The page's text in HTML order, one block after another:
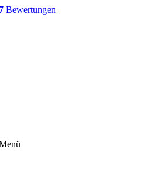
Bewertungen